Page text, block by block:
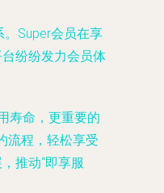
Super会员在享
纷纷发力会员体
寿命，更重要的
流程，轻松享受
推动“即享服